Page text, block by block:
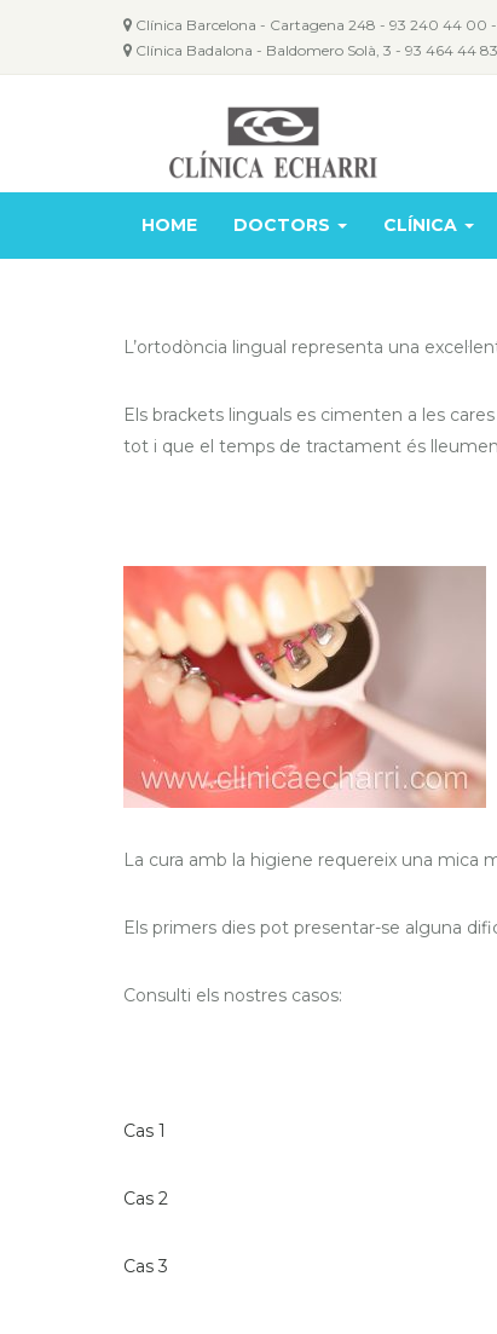
Clínica Barcelona - Cartagena 248 - 93 240 44 00 -
Clínica Badalona - Baldomero Solà, 3 - 93 464 44
HOME DOCTORS CLÍNICA
L’ortodòncia lingual representa una
Els brackets linguals es cimenten a les
tot i que el temps de tractament és
La cura amb la higiene requereix una mica
Els primers dies pot presentar-se alguna
Consulti els nostres casos:
Cas 1
Cas 2
Cas 3